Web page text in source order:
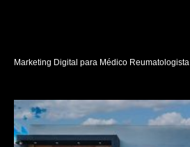
Marketing Digital para Médico Reumatologista